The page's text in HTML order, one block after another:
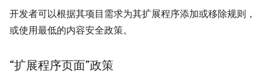
开发者可以根据其项目需求为其扩展程序添加或移除规则，
或使用最低的内容安全政策。
“扩展程序页面”政策